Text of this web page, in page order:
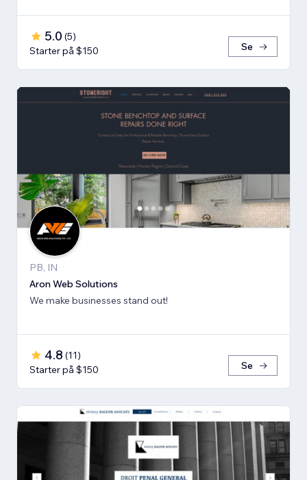
5.0 (5)
Starter på $150
Se
PB, IN
Aron Web Solutions
We make businesses stand out!
4.8 (11)
Starter på $150
Se